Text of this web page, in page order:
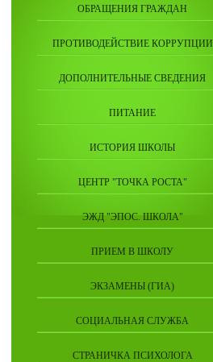
ОБРАЩЕНИЯ ГРАЖДАН
ПРОТИВОДЕЙСТВИЕ КОРРУПЦИИ
ДОПОЛНИТЕЛЬНЫЕ СВЕДЕНИЯ
ПИТАНИЕ
ИСТОРИЯ ШКОЛЫ
ЦЕНТР "ТОЧКА РОСТА"
ЭЖД "ЭПОС. ШКОЛА"
ПРИЕМ В ШКОЛУ
ЭКЗАМЕНЫ (ГИА)
СОЦИАЛЬНАЯ СЛУЖБА
СТРАНИЧКА ПСИХОЛОГА